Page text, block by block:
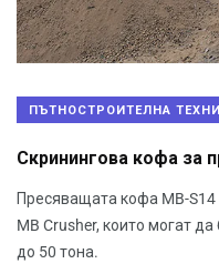
ПЪТНОСТРОИТЕЛНА
Скринингова кофа за
Пресяващата кофа MB-
MB Crusher, които могат
до 50 тона.